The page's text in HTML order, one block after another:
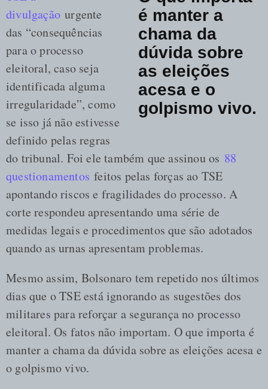
é manter a
chama da
dúvida sobre
as eleições
acesa e o
golpismo vivo.
divulgação urgente
das “consequências
para o processo
eleitoral, caso seja
identificada alguma
irregularidade”, como
se isso já não estivesse
definido pelas regras
do tribunal. Foi ele também que assinou os 88
questionamentos feitos pelas forças ao TSE
apontando riscos e fragilidades do processo. A
corte respondeu apresentando uma série de
medidas legais e procedimentos que são adotados
quando as urnas apresentam problemas.
Mesmo assim, Bolsonaro tem repetido nos últimos
dias que o TSE está ignorando as sugestões dos
militares para reforçar a segurança no processo
eleitoral. Os fatos não importam. O que importa é
manter a chama da dúvida sobre as eleições acesa e
o golpismo vivo.